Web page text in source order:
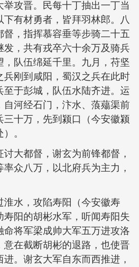
攻晋。民每十丁抽出一丁当
有材勇者，皆拜羽林郎。八
督，指挥慕容垂等步骑二十五
发，共有戎卒六十余万及骑兵
，队伍绵延千里。九月，苻坚
兵刚到咸阳，蜀汉之兵在此时
至于彭城，队伍水陆齐进。运
自河经石门，汴水、蒗薚渠前
三十万，先到颍口（今安徽颍
。
大都督，谢玄为前锋都督，
众八万，以北府兵为主力，
水，攻陷寿阳（今安徽寿
寿阳的胡彬水军，听闻寿阳失
命将军梁成帅大军五万进攻洛
意在截断胡彬的退路，也使晋
。谢玄大军自东而西推进，